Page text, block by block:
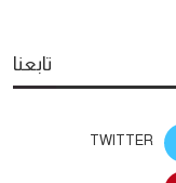
تابعنا
TWITTER